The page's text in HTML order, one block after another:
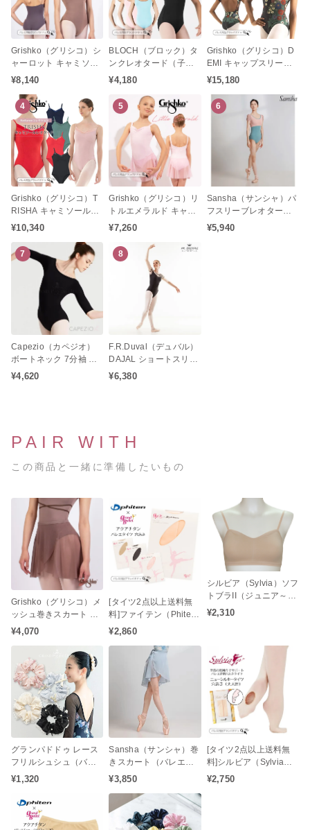
Grishko（グリシコ）シ
ャーロット キャミソー
ル レオタード（ジュニ
アキャミソール / 大人キ
ャミソールレオタード /
バレエレオタード）
¥8,140
BLOCH（ブロック）タ
ンクレオタード（子供
サイズ / ジュニア / キッ
ズ / ノースリーブレオタ
ード / バレエレオター
ド）
¥4,180
Grishko（グリシコ）D
EMI キャップスリーブ
レオタード Black Label
コレクション
¥15,180
4
Grishko（グリシコ）T
RISHA キャミソールレ
オタード Radianceコレ
¥10,340
5
Grishko（グリシコ）リ
トルエメラルド キャミ
ソールレオタード スカ
ジュニア / キッズ）
¥7,260
6
Sansha（サンシャ）パ
フスリーブレオタード
（レディース/大人サイ
¥5,940
7
Capezio（カペジオ）
ボートネック 7分袖 レ
オタード
¥4,620
8
F.R.Duval（デュバル）
DAJAL ショートスリー
ブレオタード
¥6,380
PAIR WITH
この商品と一緒に準備したいもの
Grishko（グリシコ）メ
ッシュ巻きスカート バ
レエスカート
¥4,070
[タイツ2点以上送料無
料]ファイテン（Phite
n）アクアチタン コン
バーティブル バレエタ
イツ（穴あき / 大人タイ
ツ / ジュニアタイツ）ア
クアチタン配合の心身
をリラックス状態へと
サポート♪
¥2,860
シルビア（Sylvia）ソフ
トブラII（ジュニア～レ
ディースサイズ）
¥2,310
グランパドドゥ レース
フリルシュシュ（バレ
エ 子供 キッズ ジュニア
クセサリー 発表会 レッ
スン リボン パール）
¥1,320
Sansha（サンシャ）巻
きスカート（バレエス
カート / くすみカラー /
¥3,850
[タイツ2点以上送料無
料]シルビア（Sylvia）
ニューシルキータイツ
¥2,750